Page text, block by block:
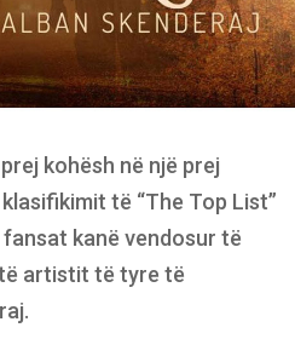
kohësh në një prej
të “The Top List”
kanë vendosur të
artistit të tyre të